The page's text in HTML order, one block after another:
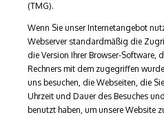
(TMG).
Wenn Sie unser Internetangebot
Webserver standardmäßig die
die Version Ihrer Browser-​Software,
Rechners mit dem zugegriffen
uns besuchen, die Webseiten, die
Uhrzeit und Dauer des Besuches
benutzt haben, um unsere Website